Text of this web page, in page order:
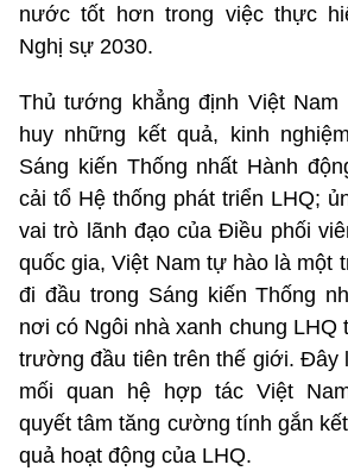
nước tốt hơn trong việc thực
Nghị sự 2030.
Thủ tướng khẳng định Việt Nam
huy những kết quả, kinh
Sáng kiến Thống nhất Hành
cải tổ Hệ thống phát triển LHQ;
vai trò lãnh đạo của Điều phối
quốc gia, Việt Nam tự hào là một
đi đầu trong Sáng kiến Thống
nơi có Ngôi nhà xanh chung LHQ
trường đầu tiên trên thế giới. Đây
mối quan hệ hợp tác Việt
quyết tâm tăng cường tính gắn
quả hoạt động của LHQ.